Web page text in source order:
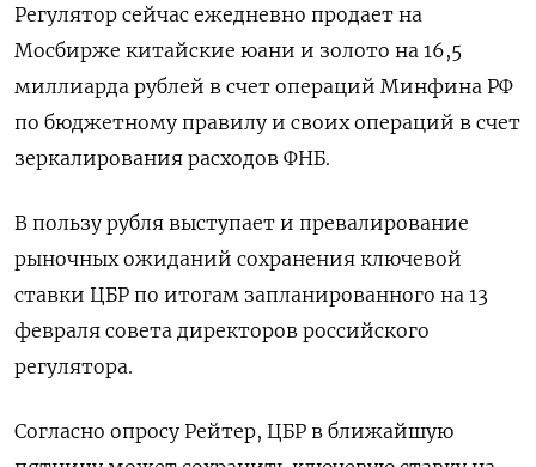
Регулятор сейчас ежедневно продает на
Мосбирже китайские юани и золото на 16,5
миллиарда рублей в счет операций Минфина РФ
по бюджетному правилу и своих операций в счет
зеркалирования расходов ФНБ.
В пользу рубля выступает и превалирование
рыночных ожиданий сохранения ключевой
ставки ЦБР по итогам запланированного на 13
февраля совета директоров российского
регулятора.
Согласно опросу Рейтер, ‍ЦБР в ближайшую